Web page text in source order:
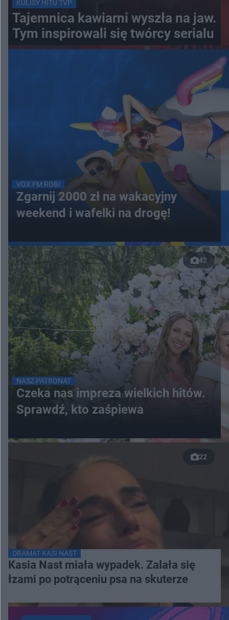
KULISY HITU TVP
Tajemnica kawiarni wyszła na jaw.
Tym inspirowali się twórcy serialu
VOX FM ROBI
Zgarnij 2000 zł na wakacyjny
weekend i wafelki na drogę!
42
NASZ PATRONAT
Czeka nas impreza wielkich hitów.
Sprawdź, kto zaśpiewa
22
DRAMAT KASI NAST
Kasia Nast miała wypadek. Zalała się
łzami po potrąceniu psa na skuterze